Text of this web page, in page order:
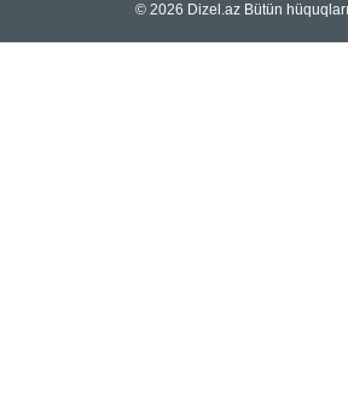
© 2026 Dizel.az Bütün